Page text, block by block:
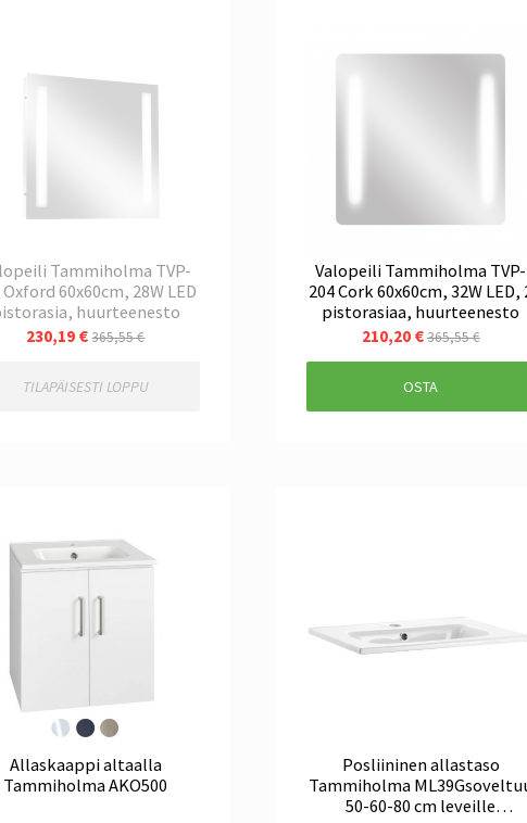
Tammiholma TVP-
Oxford 60x60cm, 28W LED
huurteenesto
230,19 € 365,55 €
TILAPÄISESTI LOPPU
Valopeili Tammiholma TVP-
204 Cork 60x60cm, 32W LED,
pistorasiaa, huurteenesto
210,20 €365,55 €
OSTA
Allaskaappi altaalla
Tammiholma AKO500
Posliininen allastaso
Tammiholma
50-60-80 cm leveille